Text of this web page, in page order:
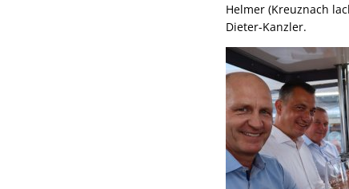
Helmer (Kreuznach
Dieter-Kanzler.